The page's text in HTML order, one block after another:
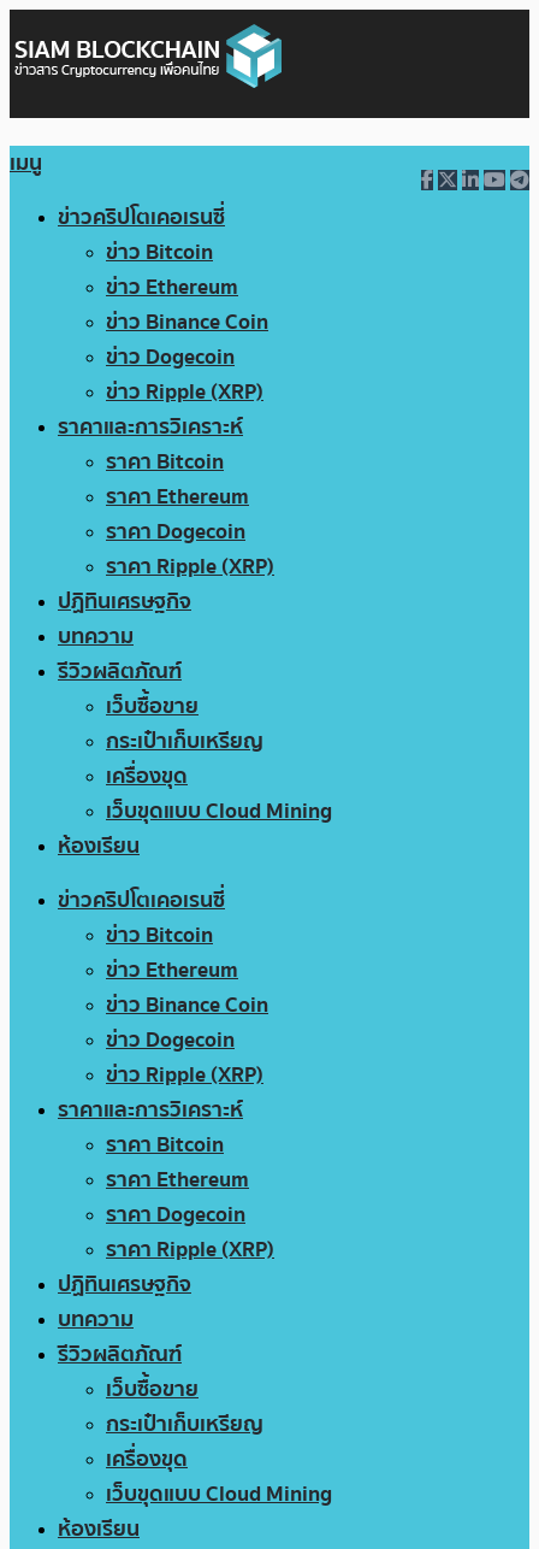
เมนู
ข่าวคริปโตเคอเรนซี่
ข่าว Bitcoin
ข่าว Ethereum
ข่าว Binance Coin
ข่าว Dogecoin
ข่าว Ripple (XRP)
ราคาและการวิเคราะห์
ราคา Bitcoin
ราคา Ethereum
ราคา Dogecoin
ราคา Ripple (XRP)
ปฏิทินเศรษฐกิจ
บทความ
รีวิวผลิตภัณฑ์
เว็บซื้อขาย
กระเป๋าเก็บเหรียญ
เครื่องขุด
เว็บขุดแบบ Cloud Mining
ห้องเรียน
ข่าวคริปโตเคอเรนซี่
ข่าว Bitcoin
ข่าว Ethereum
ข่าว Binance Coin
ข่าว Dogecoin
ข่าว Ripple (XRP)
ราคาและการวิเคราะห์
ราคา Bitcoin
ราคา Ethereum
ราคา Dogecoin
ราคา Ripple (XRP)
ปฏิทินเศรษฐกิจ
บทความ
รีวิวผลิตภัณฑ์
เว็บซื้อขาย
กระเป๋าเก็บเหรียญ
เครื่องขุด
เว็บขุดแบบ Cloud Mining
ห้องเรียน